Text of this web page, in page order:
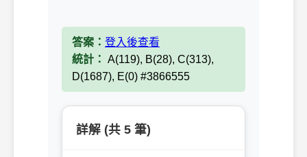
答案： 登入後查看
統計： A(119), B(28), C(313),
D(1687), E(0) #3866555
詳解 (共 5 筆)